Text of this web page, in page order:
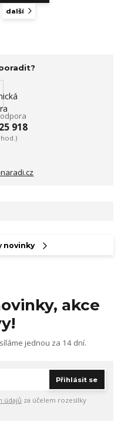
další
918
novinky
akce
jednou za 14 dní.
Přihlásit se
údajů za účelem rozesílky